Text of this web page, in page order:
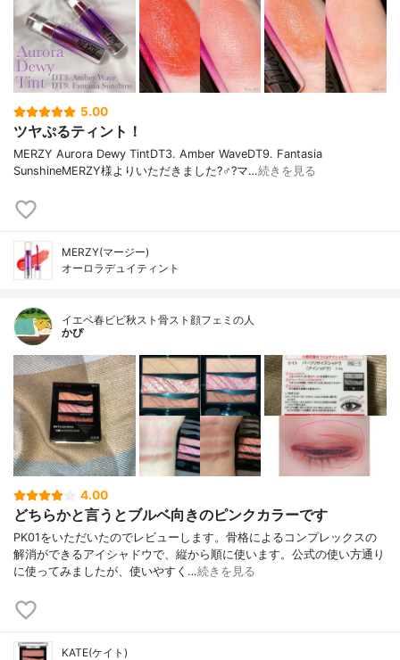
5.00
ツヤぷるティント！
MERZY Aurora Dewy TintDT3. Amber WaveDT9. Fantasia
SunshineMERZY様よりいただきました?‍♂️?マ…続きを見る
MERZY(マージー)
オーロラデュイティント
イエベ春ビビ秋スト骨スト顔フェミの人
かぴ
4.00
どちらかと言うとブルベ向きのピンクカラーです
PK01をいただいたのでレビューします。骨格によるコンプレックスの
解消ができるアイシャドウで、縦から順に使います。公式の使い方通り
に使ってみましたが、使いやすく…続きを見る
KATE(ケイト)